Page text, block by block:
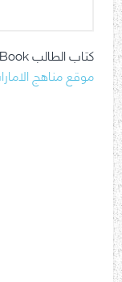
كتاب الطالب Course Book لغة انجليزية ثامن فصل ثاني /
موقع مناهج